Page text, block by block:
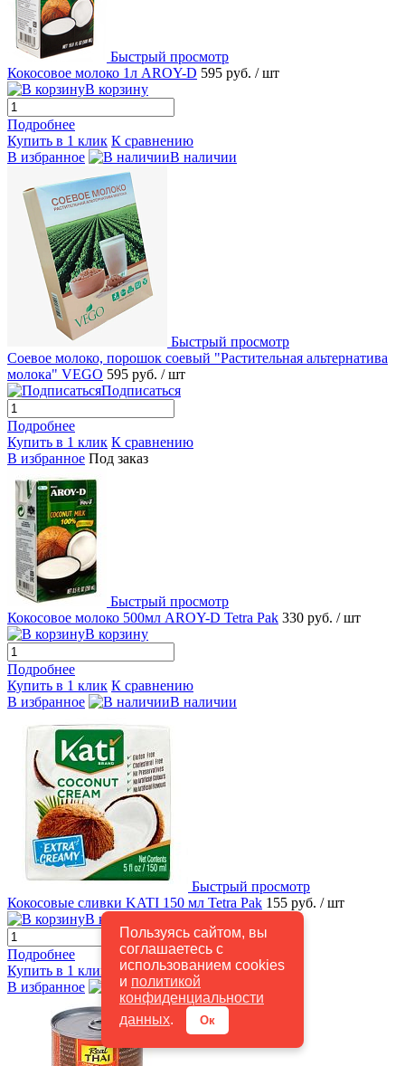
Пользуясь сайтом, вы
соглашаетесь с
использованием cookies
и политикой
конфиденциальности
данных. Ок
Быстрый просмотр
Кокосовое молоко 1л AROY-D 595 руб. / шт
В корзину
Подробнее
Купить в 1 клик К сравнению
В избранное
В наличии
Быстрый просмотр
Соевое молоко, порошок соевый "Растительная альтернатива
молока" VEGO 595 руб. / шт
Подписаться
Подробнее
Купить в 1 клик К сравнению
В избранное Под заказ
Быстрый просмотр
Кокосовое молоко 500мл AROY-D Tetra Pak 330 руб. / шт
В корзину
Подробнее
Купить в 1 клик К сравнению
В избранное
В наличии
Быстрый просмотр
Кокосовые сливки KATI 150 мл Tetra Pak 155 руб. / шт
В корзину
Подробнее
Купить в 1 клик
К сравнению
В избранное
В наличии